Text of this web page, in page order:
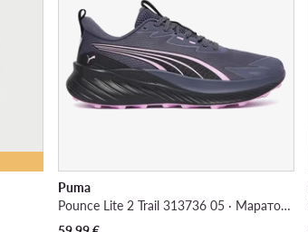
Puma
Pounce Lite 2 Trail 313736 05 · Маратонки за бягане